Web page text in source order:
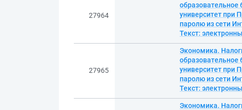
27964
университет при
паролю из сети
Текст:
27965
Экономика.
университет при
паролю из сети
Текст:
Экономика.